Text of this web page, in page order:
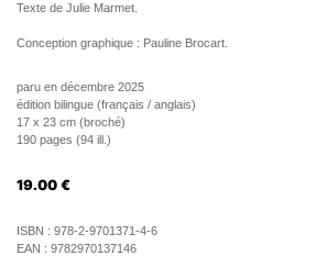
Texte de Julie Marmet.
Conception graphique : Pauline Brocart.
paru en décembre 2025
édition bilingue (français / anglais)
17 x 23 cm (broché)
190 pages (94 ill.)
19.00 €
ISBN : 978-2-9701371-4-6
EAN : 9782970137146